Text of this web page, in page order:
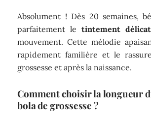
Absolument ! Dès 20 semaines,
parfaitement letintement délicat
mouvement. Cette mélodie
rapidement familière et le
grossesse et après la naissance.
Comment choisir la longueur
bola de grossesse ?